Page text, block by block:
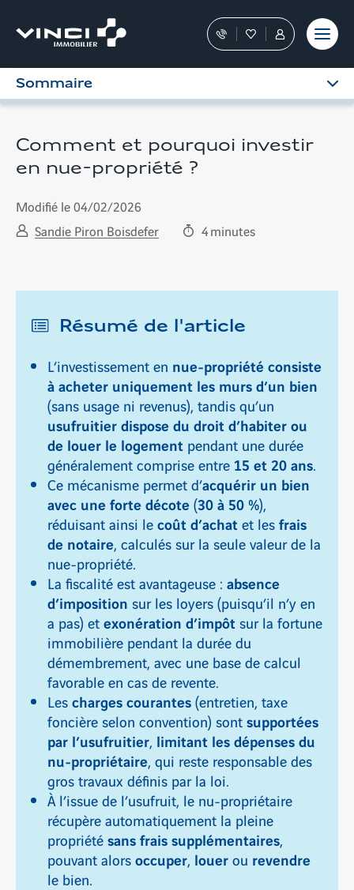
contenu
moment
Nos
conseillers
vous
dans
FavorisTous
les
services
dans
Personnel
Sommaire
Comment et pourquoi investir
en nue-propriété ?
Modifié le 04/02/2026
Sandie Piron Boisdefer
4minutes
Résumé de l'article
L’investissement en nue-propriété consiste
à acheter uniquement les murs d’un bien
(sans usage ni revenus), tandis qu’un
usufruitier dispose du droit d’habiter ou
de louer le logement pendant une durée
généralement comprise entre15 et 20 ans.
Ce mécanisme permet d’acquérir un bien
avec une forte décote(30 à 50 %),
réduisant ainsi lecoût d’achatet lesfrais
de notaire, calculés sur la seule valeur de la
nue-propriété.
La fiscalité est avantageuse : absence
d’imposition sur les loyers (puisqu’il n’y en
a pas) etexonération d’impôt sur la fortune
immobilière pendant la durée du
démembrement, avec une base de calcul
favorable en cas de revente.
Lescharges courantes(entretien, taxe
foncière selon convention) sontsupportées
par l’usufruitier, limitant les dépenses du
nu-propriétaire, qui reste responsable des
gros travaux définis par la loi.
À l’issue de l’usufruit, le nu-propriétaire
récupère automatiquement la pleine
propriétésans frais supplémentaires,
pouvant alorsoccuper, louerou revendre
le bien.